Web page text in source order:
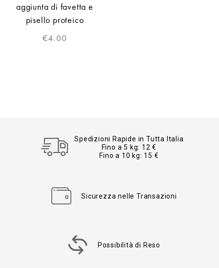
aggiunta di favetta e
pisello proteico
€4.00
Spedizioni Rapide in Tutta Italia
Fino a 5 kg: 12 €
Fino a 10 kg: 15 €
Sicurezza nelle Transazioni
Possibilità di Reso